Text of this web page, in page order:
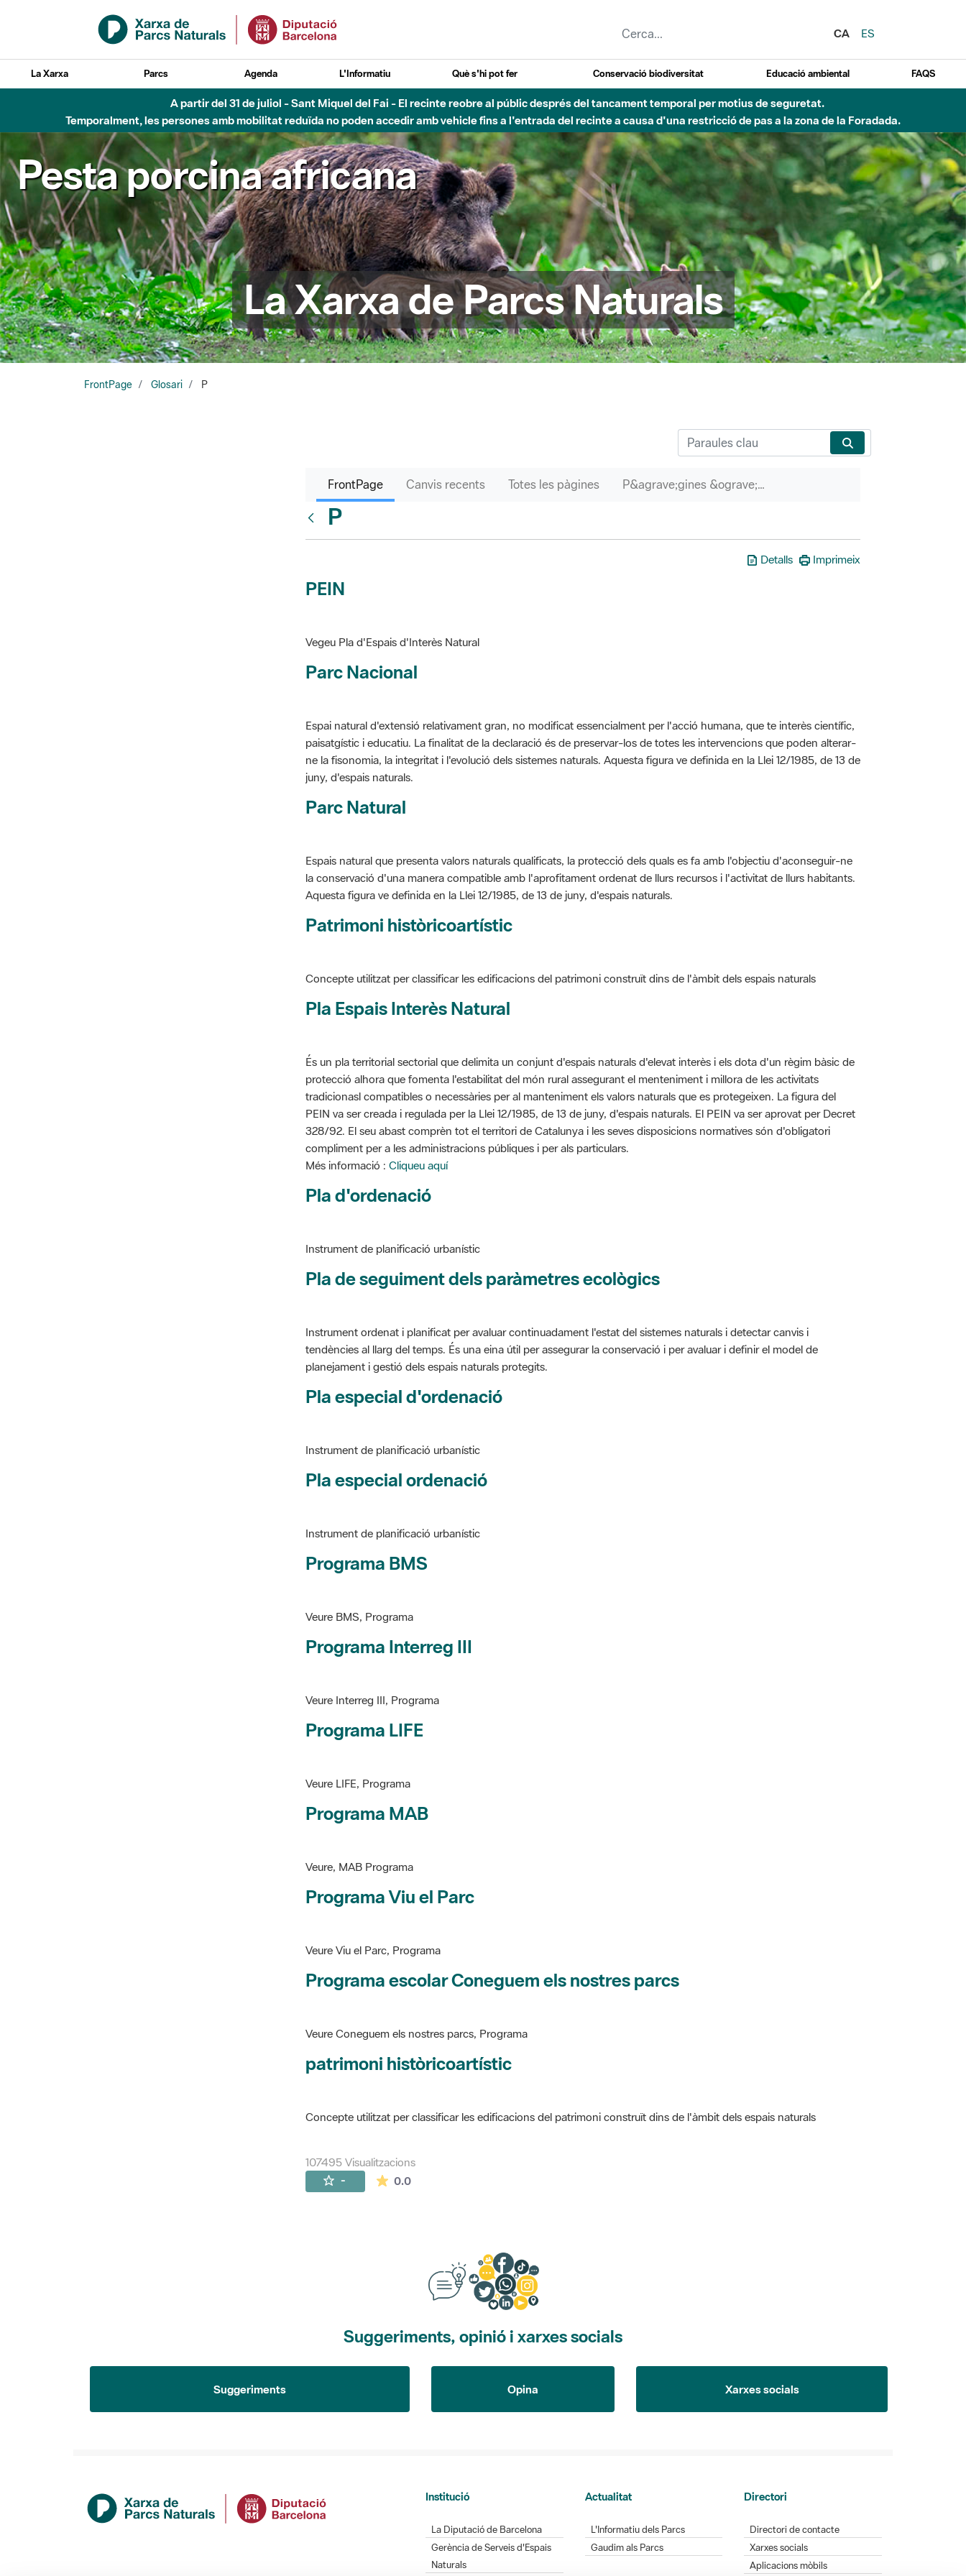
Salta al contingut principal
CA
ES
La Xarxa Parcs Agenda L'Informatiu Què s'hi pot fer Conservació biodiversitat Educació ambiental FAQS
6 d'agost - Parc Fluvial Besòs - Activació de la Fase d'Alerta del Parc Fluvial del Besòs per pluges intenses.
Tancats els accessos al Parc.
Pesta porcina africana
La Xarxa de Parcs Naturals
FrontPage Glosari P
FrontPage Canvis recents Totes les pàgines P&agrave;gines &ograve;rfenes
P
Detalls Imprimeix
PEIN
Vegeu Pla d'Espais d'Interès Natural
Parc Nacional
Espai natural d'extensió relativament gran, no modificat essencialment per l'acció humana, que te interès científic,
paisatgístic i educatiu. La finalitat de la declaració és de preservar-los de totes les intervencions que poden alterar-
ne la fisonomia, la integritat i l'evolució dels sistemes naturals. Aquesta figura ve definida en la Llei 12/1985, de 13 de
juny, d'espais naturals.
Parc Natural
Espais natural que presenta valors naturals qualificats, la protecció dels quals es fa amb l'objectiu d'aconseguir-ne
la conservació d'una manera compatible amb l'aprofitament ordenat de llurs recursos i l'activitat de llurs habitants.
Aquesta figura ve definida en la Llei 12/1985, de 13 de juny, d'espais naturals.
Patrimoni històricoartístic
Concepte utilitzat per classificar les edificacions del patrimoni construït dins de l'àmbit dels espais naturals
Pla Espais Interès Natural
És un pla territorial sectorial que delimita un conjunt d'espais naturals d'elevat interès i els dota d'un règim bàsic de
protecció alhora que fomenta l'estabilitat del món rural assegurant el menteniment i millora de les activitats
tradicionasl compatibles o necessàries per al manteniment els valors naturals que es protegeixen. La figura del
PEIN va ser creada i regulada per la Llei 12/1985, de 13 de juny, d'espais naturals. El PEIN va ser aprovat per Decret
328/92. El seu abast comprèn tot el territori de Catalunya i les seves disposicions normatives són d'obligatori
compliment per a les administracions públiques i per als particulars.
Més informació : Cliqueu aquí
Pla d'ordenació
Instrument de planificació urbanístic
Pla de seguiment dels paràmetres ecològics
Instrument ordenat i planificat per avaluar continuadament l'estat del sistemes naturals i detectar canvis i
tendències al llarg del temps. És una eina útil per assegurar la conservació i per avaluar i definir el model de
planejament i gestió dels espais naturals protegits.
Pla especial d'ordenació
Instrument de planificació urbanístic
Pla especial ordenació
Instrument de planificació urbanístic
Programa BMS
Veure BMS, Programa
Programa Interreg III
Veure Interreg III, Programa
Programa LIFE
Veure LIFE, Programa
Programa MAB
Veure, MAB Programa
Programa Viu el Parc
Veure Viu el Parc, Programa
Programa escolar Coneguem els nostres parcs
Veure Coneguem els nostres parcs, Programa
patrimoni històricoartístic
Concepte utilitzat per classificar les edificacions del patrimoni construït dins de l'àmbit dels espais naturals
107495 Visualitzacions
- 0.0La mitjana de les valoracions és de 0 estrelles de 5.
Suggeriments, opinió i xarxes socials
Suggeriments Opina Xarxes socials
Institució
La Diputació de Barcelona
Gerència de Serveis d'Espais
Naturals
Actualitat
L'Informatiu dels Parcs
Gaudim als Parcs
Directori
Directori de contacte
Xarxes socials
Aplicacions mòbils